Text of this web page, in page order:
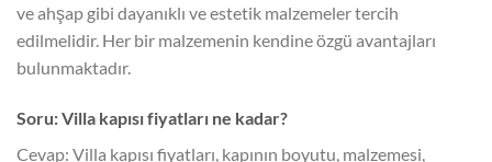
ve ahşap gibi dayanıklı ve estetik malzemeler tercih
edilmelidir. Her bir malzemenin kendine özgü avantajları
bulunmaktadır.
Soru: Villa kapısı fiyatları ne kadar?
Cevap: Villa kapısı fiyatları, kapının boyutu, malzemesi,